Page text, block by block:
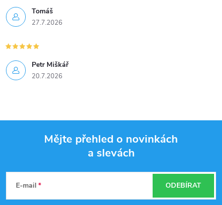
Tomáš
27.7.2026
Petr Miškář
20.7.2026
Mějte přehled o novinkách
a slevách
E-mail ODEBÍRAT